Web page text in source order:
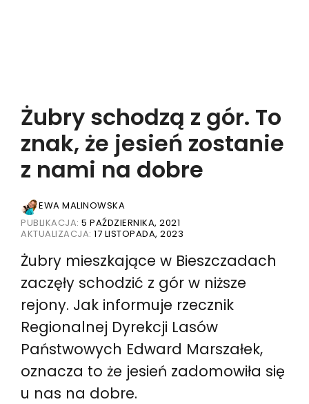
Żubry schodzą z gór. To
znak, że jesień zostanie
z nami na dobre
EWA MALINOWSKA
PUBLIKACJA: 5 PAŹDZIERNIKA, 2021
AKTUALIZACJA: 17 LISTOPADA, 2023
Żubry mieszkające w Bieszczadach
zaczęły schodzić z gór w niższe
rejony. Jak informuje rzecznik
Regionalnej Dyrekcji Lasów
Państwowych Edward Marszałek,
oznacza to że jesień zadomowiła się
u nas na dobre.